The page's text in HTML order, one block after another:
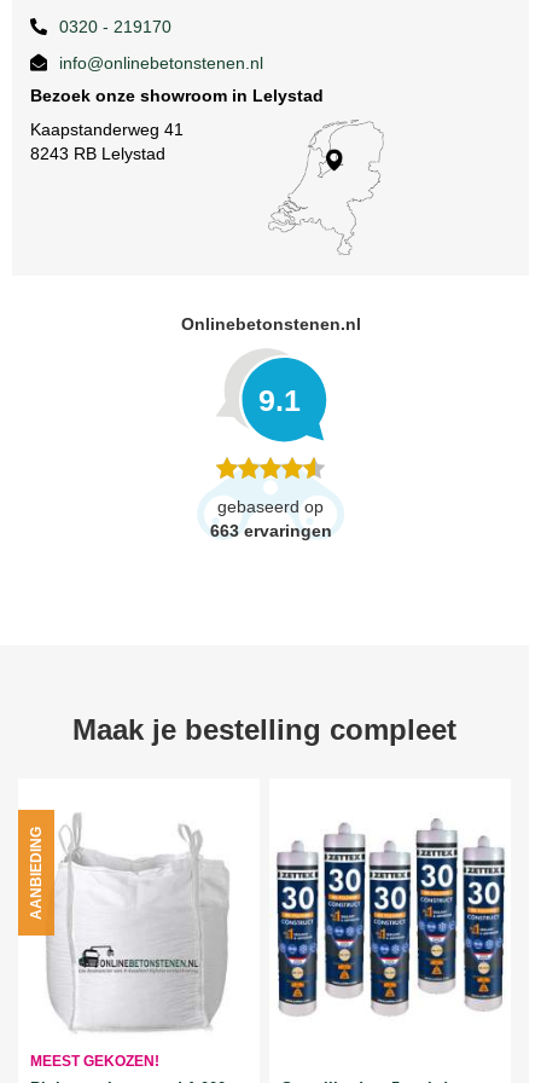
0320 - 219170
info@onlinebetonstenen.nl
Bezoek onze showroom in Lelystad
Kaapstanderweg 41
8243 RB Lelystad
Onlinebetonstenen.nl
9.1
gebaseerd op
663 ervaringen
Maak je bestelling compleet
MEEST GEKOZEN!
AANBIEDING